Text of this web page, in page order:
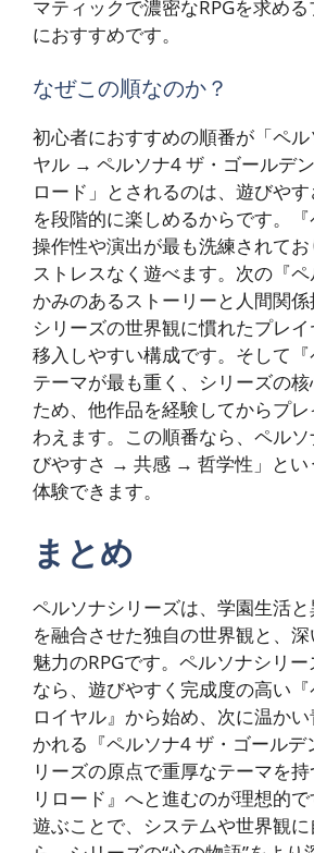
マティックで濃密なRPGを求め
におすすめです。
なぜこの順なのか？
初心者におすすめの順番が「ペ
ヤル → ペルソナ4 ザ・ゴールデ
ロード」とされるのは、遊びや
を段階的に楽しめるからです。
操作性や演出が最も洗練されて
ストレスなく遊べます。次の『
かみのあるストーリーと人間関係
シリーズの世界観に慣れたプレ
移入しやすい構成です。そして
テーマが最も重く、シリーズの
ため、他作品を経験してからプ
わえます。この順番なら、ペル
びやすさ → 共感 → 哲学性」とい
体験できます。
まとめ
ペルソナシリーズは、学園生活
を融合させた独自の世界観と、
魅力のRPGです。ペルソナシリ
なら、遊びやすく完成度の高い『
ロイヤル』から始め、次に温か
かれる『ペルソナ4 ザ・ゴールデ
リーズの原点で重厚なテーマを
リロード』へと進むのが理想的
遊ぶことで、システムや世界観